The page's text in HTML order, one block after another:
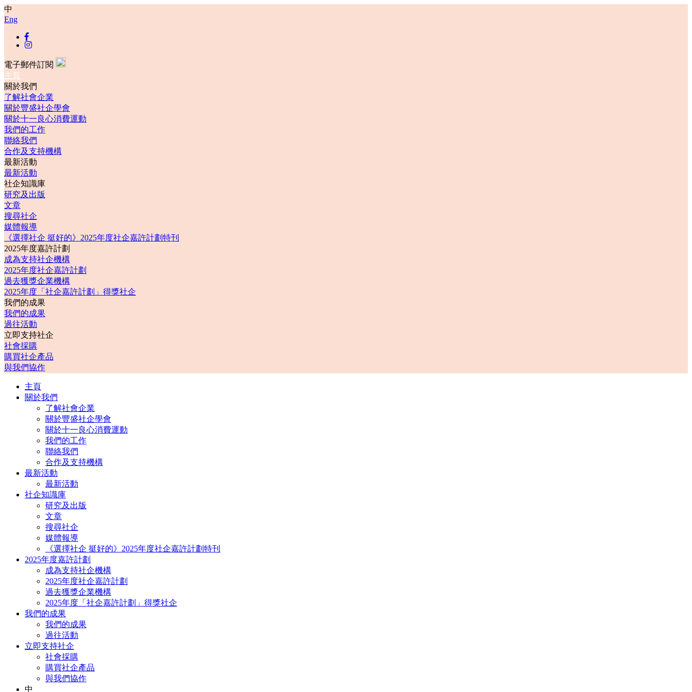
中
Eng
電子郵件訂閱
主頁
關於我們
了解社會企業
關於豐盛社企學會
關於十一良心消費運動
我們的工作
聯絡我們
合作及支持機構
最新活動
最新活動
社企知識庫
研究及出版
文章
搜尋社企
媒體報導
《選擇社企 挺好的》2025年度社企嘉許計劃特刊
2025年度嘉許計劃
成為支持社企機構
2025年度社企嘉許計劃
過去獲獎企業機構
2025年度「社企嘉許計劃」得獎社企
我們的成果
我們的成果
過往活動
立即支持社企
社會採購
購買社企產品
與我們協作
主頁
關於我們
了解社會企業
關於豐盛社企學會
關於十一良心消費運動
我們的工作
聯絡我們
合作及支持機構
最新活動
最新活動
社企知識庫
研究及出版
文章
搜尋社企
媒體報導
《選擇社企 挺好的》2025年度社企嘉許計劃特刊
2025年度嘉許計劃
成為支持社企機構
2025年度社企嘉許計劃
過去獲獎企業機構
2025年度「社企嘉許計劃」得獎社企
我們的成果
我們的成果
過往活動
立即支持社企
社會採購
購買社企產品
與我們協作
中